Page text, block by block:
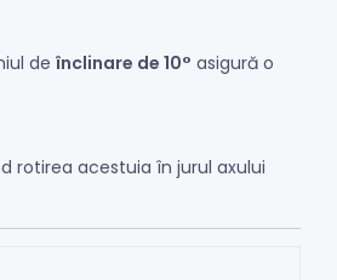
de înclinare de 10° asigură o
rotirea acestuia în jurul axului